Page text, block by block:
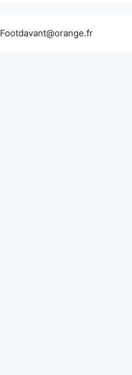
Footdavant@orange.fr